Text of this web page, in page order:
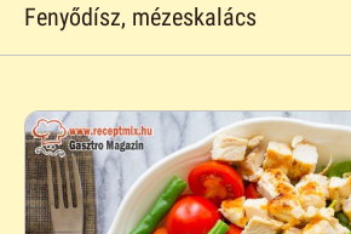
Fenyődísz, mézeskalács